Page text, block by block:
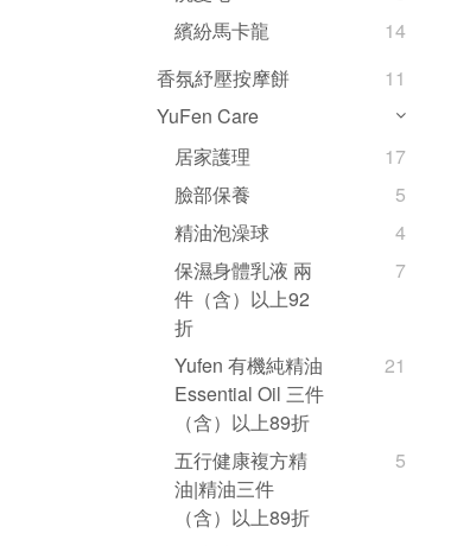
繽紛馬卡龍
14
香氛紓壓按摩餅
11
YuFen Care
居家護理
17
臉部保養
5
精油泡澡球
4
保濕身體乳液 兩
件（含）以上92
折
7
Yufen 有機純精油
Essential Oil 三件
（含）以上89折
21
五行健康複方精
油|精油三件
（含）以上89折
5